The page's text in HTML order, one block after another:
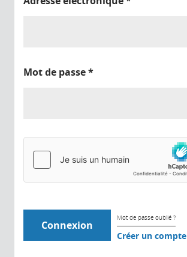
Mot de passe*
Mot de passe oublié ?
Créer un compte